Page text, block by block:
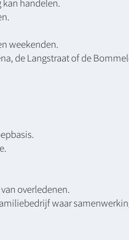
handelen.
weekenden.
de Langstraat of de
overledenen.
waar